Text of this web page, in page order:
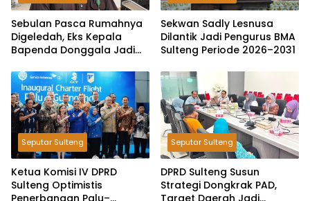
Sebulan Pasca Rumahnya
Digeledah, Eks Kepala
Bapenda Donggala Jadi
Pemungutan Pajak
Pertambangan
Sekwan Sadly Lesnusa
Dilantik Jadi Pengurus BMA
Sulteng Periode 2026–2031
Seputar Sulteng
Ketua Komisi IV DPRD
Sulteng Optimistis
Penerbangan Palu–
Seputar Sulteng
DPRD Sulteng Susun
Strategi Dongkrak PAD,
Target Daerah Jadi